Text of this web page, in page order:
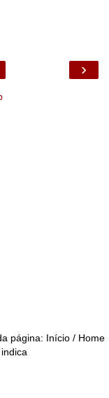
›
página: Início / Home